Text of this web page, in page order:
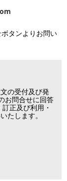
オンライン決済
注文で当日出荷
を選択されてい
さい。
タンよりお問い
の受付及び発
お問合せに回答
正及び利用・
たします。